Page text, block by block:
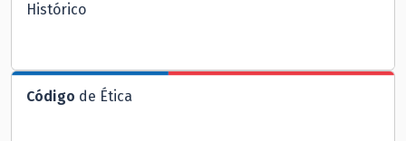
Histórico
Código de Ética